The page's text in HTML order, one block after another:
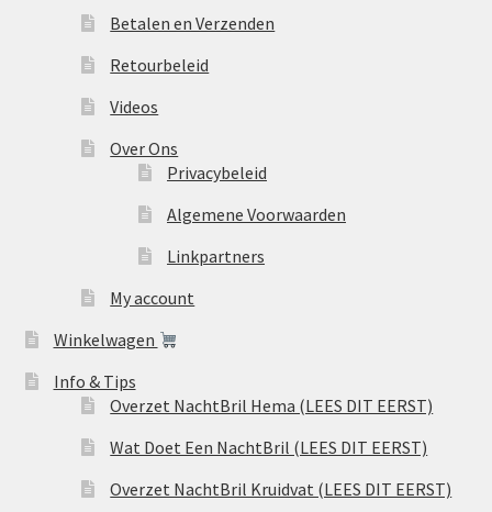
Betalen en Verzenden
Retourbeleid
Videos
Over Ons
Privacybeleid
Algemene Voorwaarden
Linkpartners
My account
Winkelwagen
Info & Tips
Overzet NachtBril Hema (LEES DIT EERST)
Wat Doet Een NachtBril (LEES DIT EERST)
Overzet NachtBril Kruidvat (LEES DIT EERST)